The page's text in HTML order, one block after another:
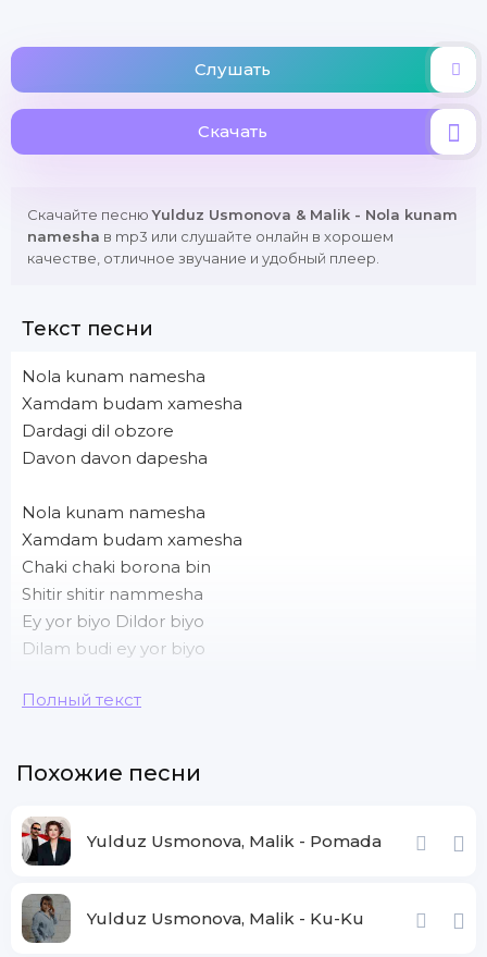
Слушать
Скачать
Скачайте песнюYulduz Usmonova & Malik - Nola kunam
namesha в mp3 или слушайте онлайн в хорошем
качестве, отличное звучание и удобный плеер.
Текст песни
Nola kunam namesha
Xamdam budam xamesha
Dardagi dil obzore
Davon davon dapesha
Nola kunam namesha
Xamdam budam xamesha
Chaki chaki borona bin
Shitir shitir nammesha
Ey yor biyo Dildor biyo
Dilam budi ey yor biyo
Полный текст
Похожие песни
Yulduz Usmonova, Malik - Pomada
Yulduz Usmonova, Malik - Ku-Ku